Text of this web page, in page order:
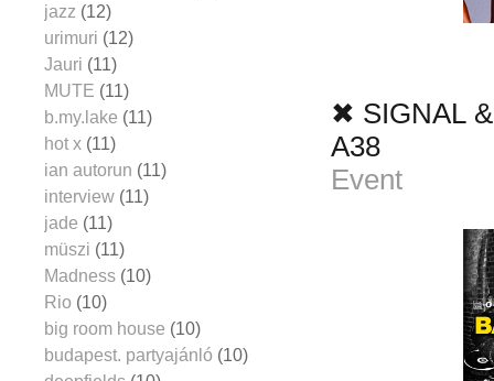
✖ SIGNAL
A38
Event
jazz (12)
urimuri (12)
Jauri (11)
MUTE (11)
b.my.lake (11)
hot x (11)
ian autorun (11)
interview (11)
jade (11)
müszi (11)
Madness (10)
Rio (10)
big room house (10)
budapest. partyajánló (10)